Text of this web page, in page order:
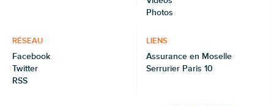
Photos
RÉSEAU
Facebook
Twitter
RSS
LIENS
Assurance en Moselle
Serrurier Paris 10